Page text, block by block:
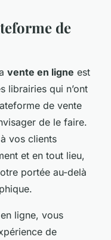
de
vente en ligne est
librairies qui n’ont
de vente
de le faire.
vos clients
et en tout lieu,
portée au-delà
ligne, vous
de